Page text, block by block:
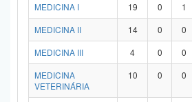
MEDICINA I
19 0 1
MEDICINA II
14 0 0
MEDICINA III
4 0 0
MEDICINA
VETERINÁRIA
10 0 0